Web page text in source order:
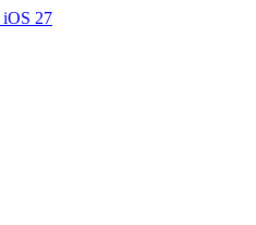
iOS 27